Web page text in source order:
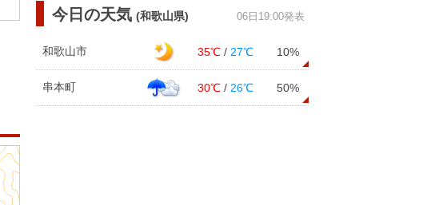
今日の天気 (和歌山県) 06日19:00発表
和歌山市 35℃ / 27℃ 10%
串本町 30℃ / 26℃ 50%